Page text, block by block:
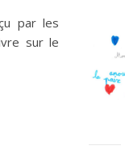
par les
sur le